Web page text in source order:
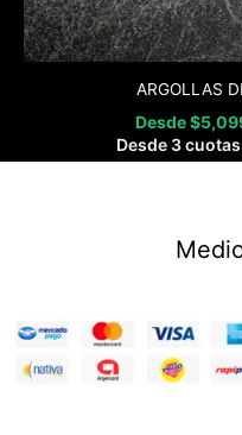
ARGOLLAS
Desde$
Desde 3